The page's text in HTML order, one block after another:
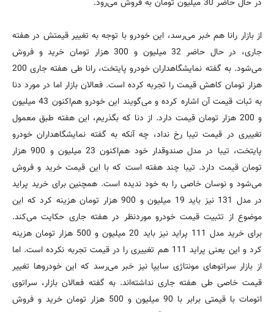
از بازار رانا هم خبر می‌رسد، این خودرو با توجه به تغییر قیمتش در هفته
جاری، در حال حاضر 32 میلیون و 300 هزار تومان خرید و فروش
می‌شود. به گفته نمایشگاهداران خودرو پایتخت، رانا طی هفته جاری 200
هزار تومان کاهش قیمت را تجربه کرده است. فعالان بازار اما در مورد دنا
به ثبات قیمت آن اشاره کرده و می‌گویند این خودرو هم‌اکنون 43 میلیون
و 200 هزار تومان قیمت دارد. از دنا که بگذریم، این هفته طبق معمول
تغییری در قیمت تیبا رخ نداد، چه آنکه به گفته نمایشگاهداران خودرو
پایتخت، تیبا در مدل صندوقدار خود هم‌اکنون 23 میلیون و 900 هزار
تومان قیمت دارد. تیبا چند هفته است که با این قیمت خرید و فروش
می‌شود و نوسان خاصی را به خود ندیده است. همچنین برای خرید پراید
در مدل 131 نیز باید 19 میلیون و 900 هزار تومان هزینه کرد که این
موضوع از تثبیت قیمت خودرو موردنظر در هفته جاری حکایت می‌کند.
برای خرید مدل 111 پراید نیز باید 20 میلیون و 500 هزار تومان هزینه
کرد و این یعنی پراید 111 هم تغییری را در قیمت تجربه نکرده است. اما
از بازار سراتوهای مونتاژی سایپا نیز خبر می‌رسد که این خودروها تغییر
قیمت خاصی طی هفته جاری نداشته‌اند. به گفته فعالان بازار، سراتوی
اتومات با قیمتی برابر با 90 میلیون و 500 هزار تومان خرید و فروش